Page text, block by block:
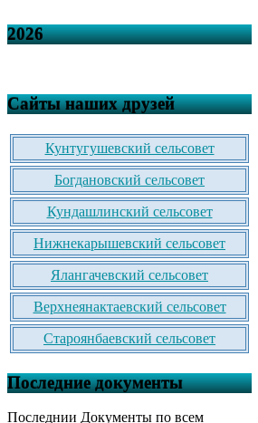
2026
Сайты наших друзей
Кунтугушевский сельсовет
Богдановский сельсовет
Кундашлинский сельсовет
Нижнекарышевский сельсовет
Ялангачевский сельсовет
Верхнеянактаевский сельсовет
Староянбаевский сельсовет
Последние документы
Последнии Документы по всем